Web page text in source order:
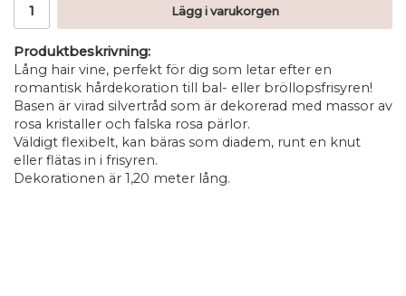
Lägg i varukorgen
Produktbeskrivning:
Lång hair vine, perfekt för dig som letar efter en
romantisk hårdekoration till bal- eller bröllopsfrisyren!
Basen är virad silvertråd som är dekorerad med massor av
rosa kristaller och falska rosa pärlor.
Väldigt flexibelt, kan bäras som diadem, runt en knut
eller flätas in i frisyren.
Dekorationen är 1,20 meter lång.